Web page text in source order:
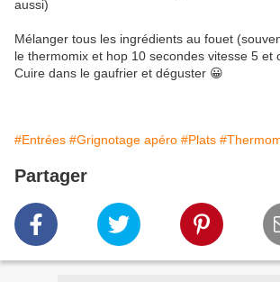
aussi)
Mélanger tous les ingrédients au fouet
le thermomix et hop 10 secondes vitesse 5 et
Cuire dans le gaufrier et déguster 😀
#Entrées #Grignotage apéro #Plats
Partager